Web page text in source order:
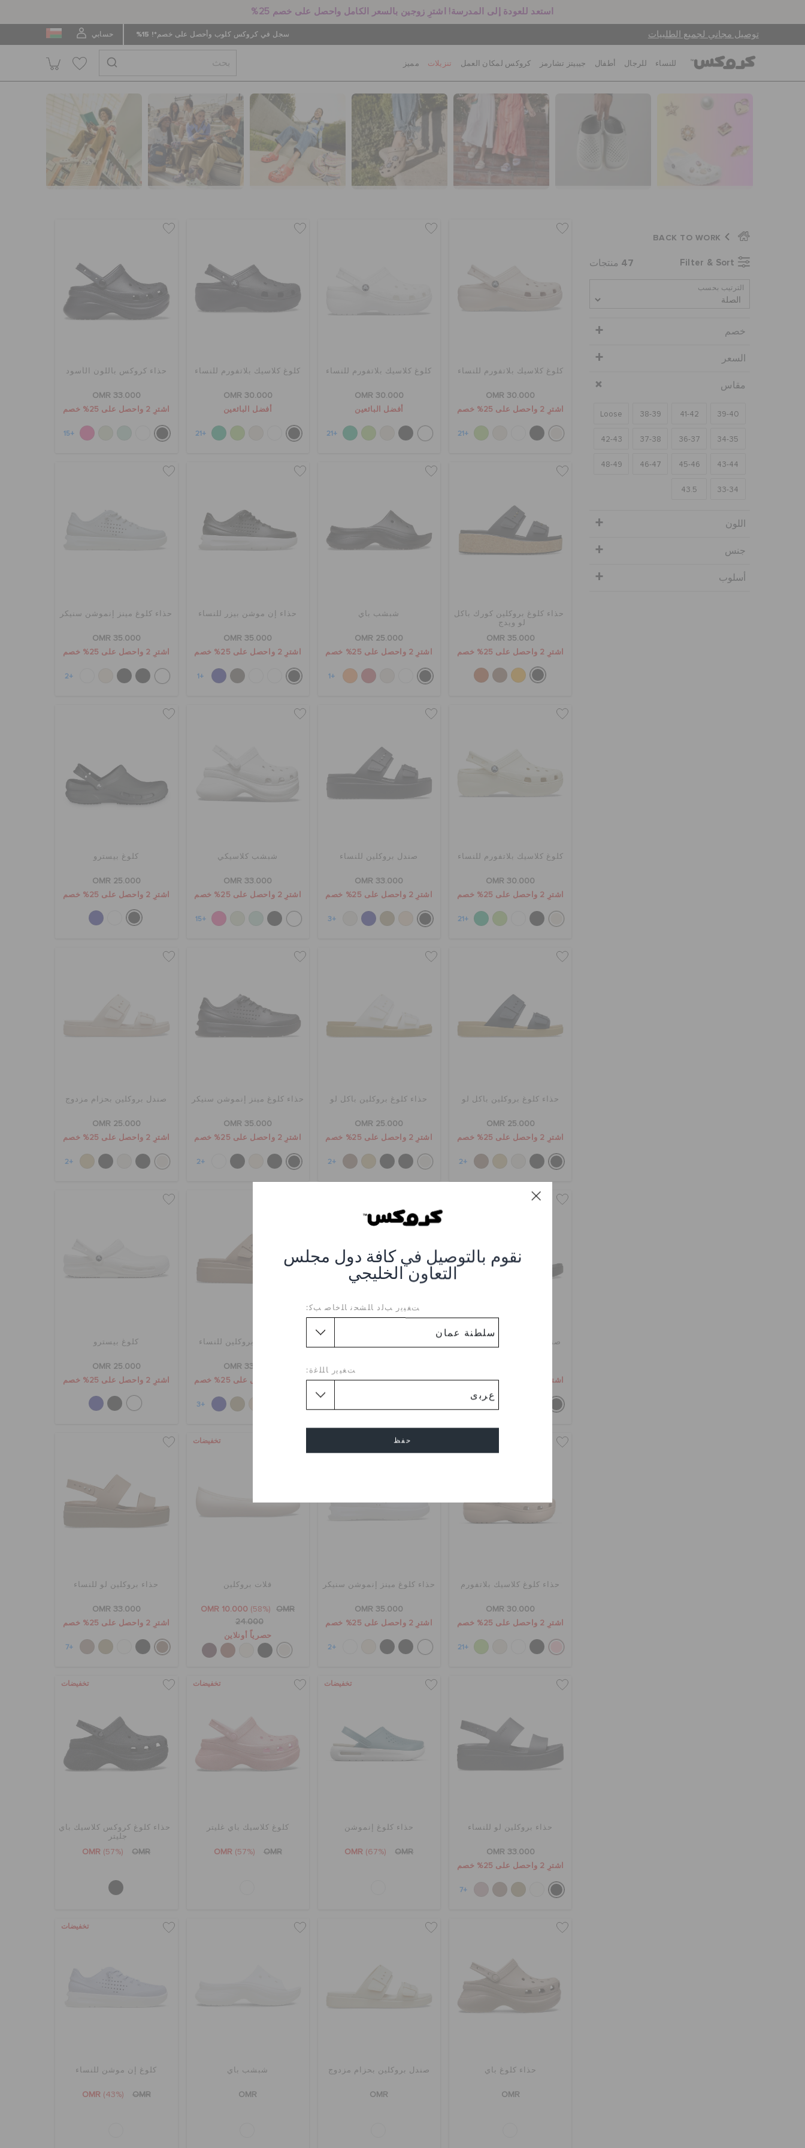
استعد للعودة إلى المدرسة! اشترِ زوجين بالسعر الكامل واحصل على خصم 25%
توصيل مجاني لجميع الطلبيات سجل في كروكس كلوب وأحصل على خصم*! 15% حسابي
نقوم بالتوصيل في كافة دول مجلس
التعاون الخليجي
ﺖﻐﻴﻳﺭ ﺐﻟﺩ ﺎﻠﺸﺤﻧ ﺎﻠﺧﺎﺻ ﺐﻛ:
ﺖﻐﻴﻳﺭ ﺎﻠﻠﻏﺓ:
حفظ
للنساء للرجال أطفال جيبيتز تشارمز كروكس لمكان العمل تنزيلات مميز
BACK TO WORK
Filter & Sort
47 منتجات
الترتيب بحسب
خصم
السعر
مقاس
39-40
41-42
38-39
Loose
34-35
36-37
37-38
42-43
43-44
45-46
46-47
48-49
33-34
43.5
اللون
جنس
أسلوب
كلوغ كلاسيك بلاتفورم للنساء
OMR 30.000
اشترِ 2 واحصل على 25% خصم
+21
كلوغ كلاسيك بلاتفورم للنساء
OMR 30.000
أفضل البائعين
+21
كلوغ كلاسيك بلاتفورم للنساء
OMR 30.000
أفضل البائعين
+21
حذاء كروكس باللون الأسود
OMR 33.000
اشترِ 2 واحصل على 25% خصم
+15
حذاء كلوغ بروكلين كورك باكل
لو ويدج
OMR 35.000
اشترِ 2 واحصل على 25% خصم
شبشب باي
OMR 25.000
اشترِ 2 واحصل على 25% خصم
+1
حذاء إن موشن بيزر للنساء
OMR 35.000
اشترِ 2 واحصل على 25% خصم
+1
حذاء كلوغ مينز إنموشن سنيكر
OMR 35.000
اشترِ 2 واحصل على 25% خصم
+2
كلوغ كلاسيك بلاتفورم للنساء
OMR 30.000
اشترِ 2 واحصل على 25% خصم
+21
صندل بروكلين للنساء
OMR 33.000
اشترِ 2 واحصل على 25% خصم
+3
شبشب كلاسيكي
OMR 33.000
اشترِ 2 واحصل على 25% خصم
+15
كلوغ بيسترو
OMR 25.000
اشترِ 2 واحصل على 25% خصم
حذاء كلوغ بروكلين باكل لو
OMR 25.000
اشترِ 2 واحصل على 25% خصم
+2
حذاء كلوغ بروكلين باكل لو
OMR 25.000
اشترِ 2 واحصل على 25% خصم
+2
حذاء كلوغ مينز إنموشن سنيكر
OMR 35.000
اشترِ 2 واحصل على 25% خصم
+2
صندل بروكلين بحزام مزدوج
OMR 25.000
اشترِ 2 واحصل على 25% خصم
+2
صندل بروكلين بحزام مزدوج
اشترِ 2 واحصل على 25% خصم اشترِ 2 واحصل على 25% خصم
صندل ويدج بروكلين للنساء
OMR 33.000
+3
كلوغ بيسترو
OMR 25.000
اشترِ 2 واحصل على 25% خصم
حذاء كلوغ كلاسيك بلاتفورم
OMR 30.000
اشترِ 2 واحصل على 25% خصم
+21
حذاء كلوغ مينز إنموشن سنيكر
OMR 35.000
اشترِ 2 واحصل على 25% خصم
+2
تخفيضات
فلات بروكلين
OMR 10.000 (58%)
OMR
24.000
حصرياً أونلاين
حذاء بروكلين لو للنساء
OMR 33.000
اشترِ 2 واحصل على 25% خصم
+7
حذاء بروكلين لو للنساء
OMR 33.000
اشترِ 2 واحصل على 25% خصم
+7
تخفيضات
حذاء كلوغ إنموشن
OMR (67%) OMR
تخفيضات
كلوغ كلاسيك باي غليتر
OMR (57%) OMR
تخفيضات
حذاء كلوغ كروكس كلاسيك باي
جليتر
OMR (57%) OMR
حذاء كلوغ باي
OMR
صندل بروكلين بحزام مزدوج
OMR
شبشب باي
OMR
تخفيضات
كلوغ إن موشن للنساء
OMR (43%) OMR